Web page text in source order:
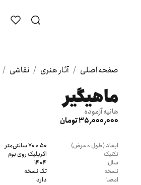
صفحه اصلی / آثار هنری / نقاشی /
ماهیگیر
هانیه آزموده
35٬000٬000 تومان
ابعاد (طول × عرض)
50 × 70 سانتی‌متر
تکنیک
اکریلیک روی بوم
سال
1404
نسخه
تک نسخه
امضا
دارد